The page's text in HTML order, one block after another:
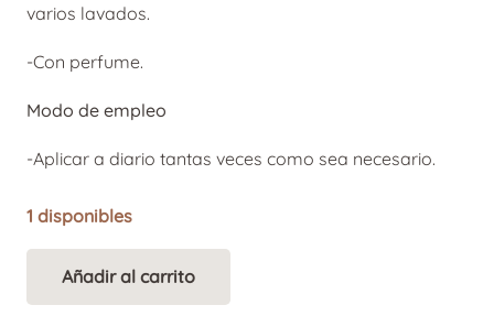
varios lavados.
-Con perfume.
Modo de empleo
-Aplicar a diario tantas veces como sea necesario.
1 disponibles
Añadir al carrito